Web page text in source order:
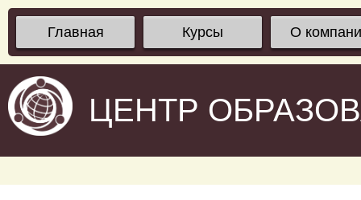
Главная Курсы О
ЦЕНТР